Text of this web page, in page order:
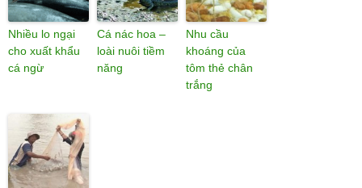
Nhiều lo ngại
cho xuất khẩu
cá ngừ
Cá nác hoa –
loài nuôi tiềm
năng
Nhu cầu
khoáng của
tôm thẻ chân
trắng